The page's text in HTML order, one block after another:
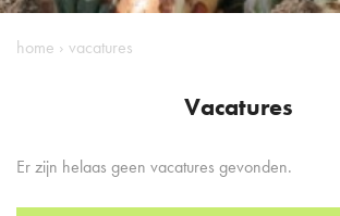
home › vacatures
Vacatures
Er zijn helaas geen vacatures gevonden.